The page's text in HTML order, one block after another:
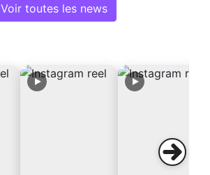
Voir toutes les news